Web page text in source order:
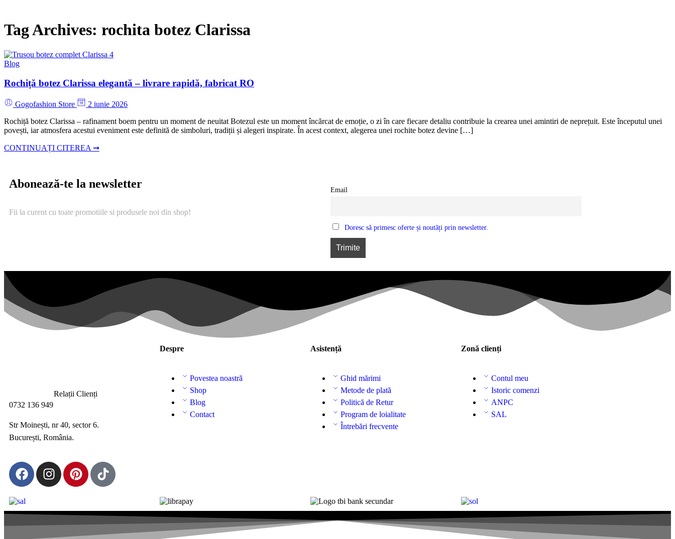
Tag Archives: rochita botez Clarissa
Blog
Rochiță botez Clarissa elegantă – livrare rapidă, fabricat RO
Gogofashion Store
2 iunie 2026
Rochiță botez Clarissa – rafinament boem pentru un moment de neuitat Botezul este un moment încărcat de emoție, o zi în care fiecare detaliu contribuie la crearea unei amintiri de neprețuit. Este începutul unei
povești, iar atmosfera acestui eveniment este definită de simboluri, tradiții și alegeri inspirate. În acest context, alegerea unei rochite botez devine […]
CONTINUAȚI CITEREA ➞
Abonează-te la newsletter
Fii la curent cu toate promotiile si produsele noi din shop!
Email
Doresc să primesc oferte și noutăți prin newsletter.
Relații Clienți
0732 136 949
Str Moinești, nr 40, sector 6.
București, România.
Despre
Povestea noastră
Shop
Blog
Contact
Asistență
Ghid mărimi
Metode de plată
Politică de Retur
Program de loialitate
Întrebări frecvente
Zonă clienți
Contul meu
Istoric comenzi
ANPC
SAL